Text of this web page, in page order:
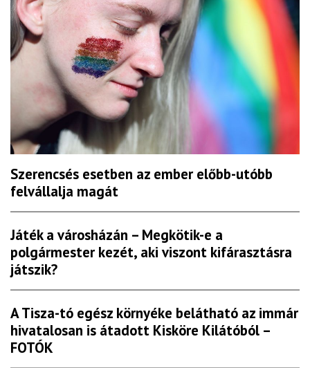
Szerencsés esetben az ember előbb-utóbb
felvállalja magát
Játék a városházán – Megkötik-e a
polgármester kezét, aki viszont kifárasztásra
játszik?
A Tisza-tó egész környéke belátható az immár
hivatalosan is átadott Kisköre Kilátóból –
FOTÓK